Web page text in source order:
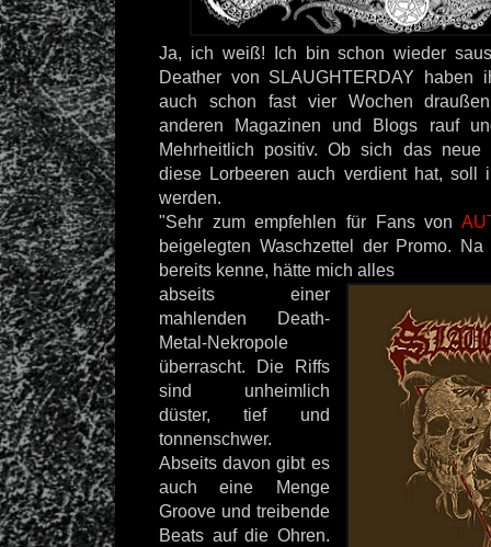
Ja, ich weiß! Ich bin schon wieder
Deather von SLAUGHTERDAY haben
auch schon fast vier Wochen
anderen Magazinen und Blogs rauf
Mehrheitlich positiv. Ob sich das neue
diese Lorbeeren auch verdient hat, soll
werden.
"Sehr zum empfehlen für Fans von
beigelegten Waschzettel der Promo.
bereits kenne, hätte mich alles
abseits einer
mahlenden Death-
Metal-Nekropole
überrascht. Die Riffs
sind unheimlich
düster, tief und
tonnenschwer.
Abseits davon gibt es
auch eine Menge
Groove und treibende
Beats auf die Ohren.